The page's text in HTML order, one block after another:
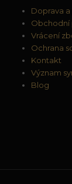
Doprava
Obchodní
Vrácení
Ochrana
Kontakt
Význam
Blog